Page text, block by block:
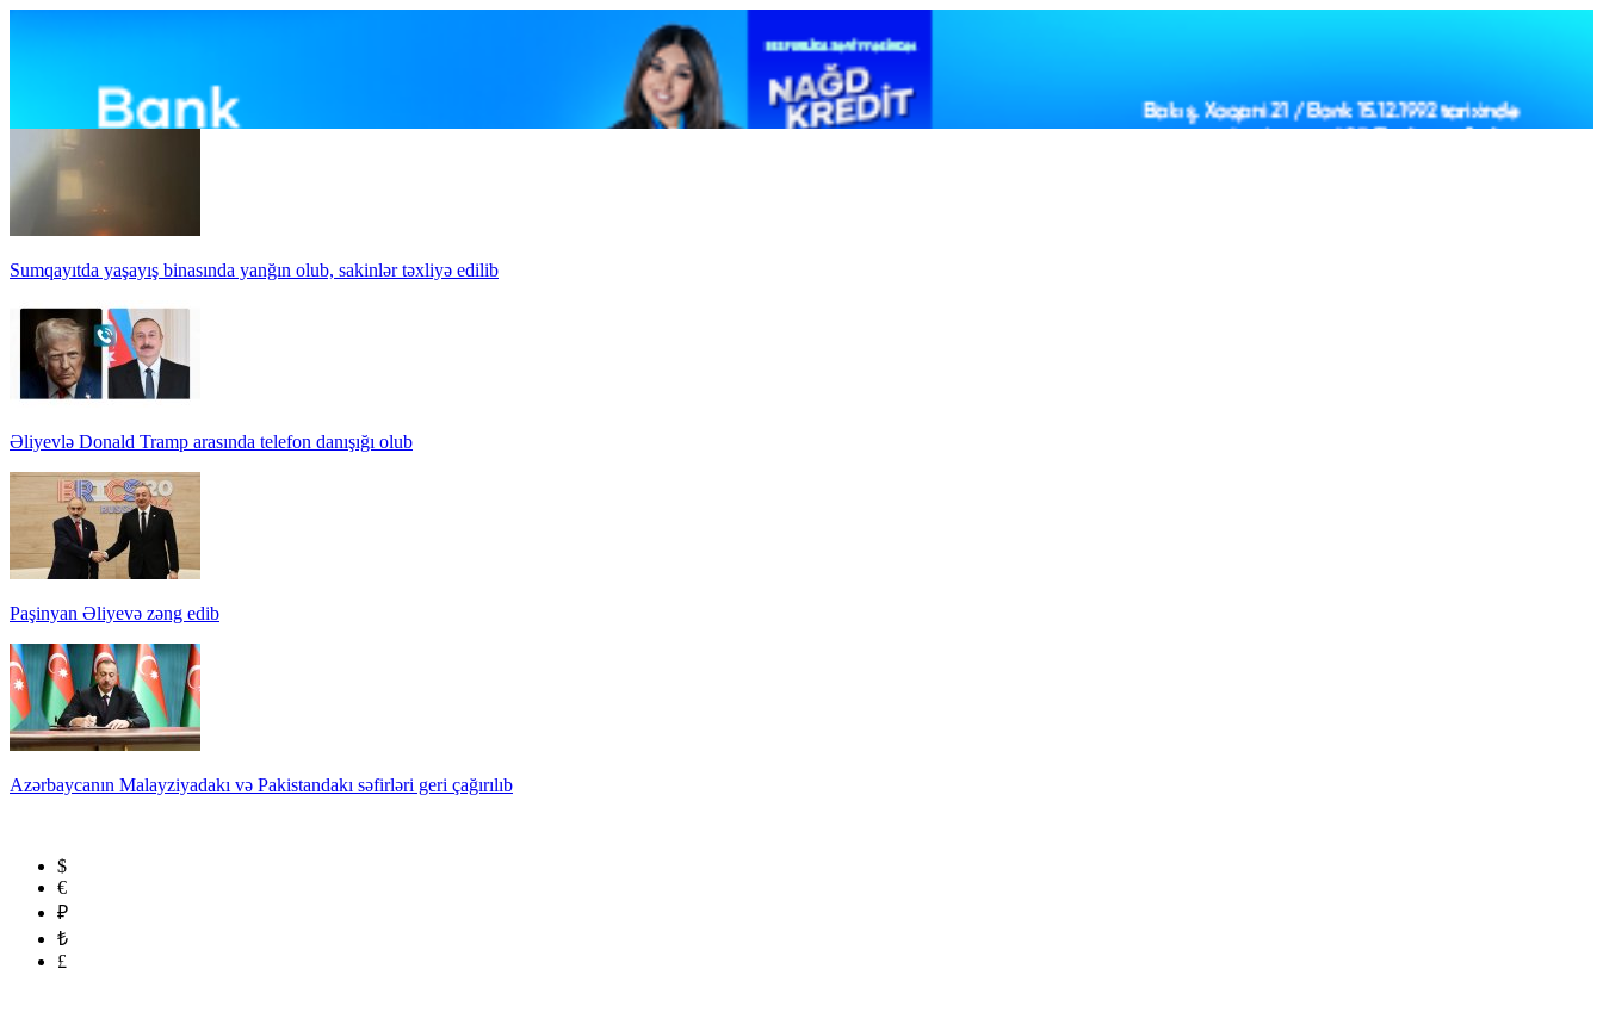
Sumqayıtda yaşayış binasında yanğın olub, sakinlər təxliyə edilib
Əliyevlə Donald Tramp arasında telefon danışığı olub
Paşinyan Əliyevə zəng edib
Azərbaycanın Malayziyadakı və Pakistandakı səfirləri geri çağırılıb
$
€
₽
₺
£